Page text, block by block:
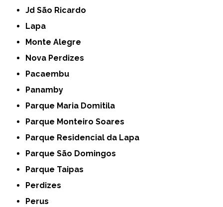
Jd São Ricardo
Lapa
Monte Alegre
Nova Perdizes
Pacaembu
Panamby
Parque Maria Domitila
Parque Monteiro Soares
Parque Residencial da Lapa
Parque São Domingos
Parque Taipas
Perdizes
Perus